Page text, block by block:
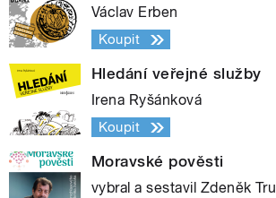
Václav Erben
Koupit
Hledání veřejné služby
Irena Ryšánková
Koupit
Moravské pověsti
vybral a sestavil Zdeněk